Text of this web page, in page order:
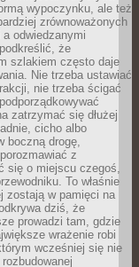
wypoczynku, ale też
zrównoważonych
odwiedzanymi
że
szlakiem często daje
Nie trzeba ustawiać
nie trzeba ścigać
zatrzymać się dłużej
cicho albo
boczną drogę,
z
się o miejscu czegoś,
To właśnie
zostają w pamięci na
dziś, że
prowadzi tam, gdzie
wrażenie robi
wcześniej się nie